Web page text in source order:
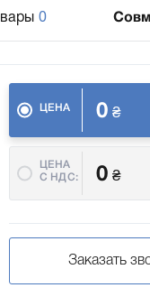
0
ЦЕНА 0 ₴
ЦЕНА
C НДС:
0 ₴
Заказать